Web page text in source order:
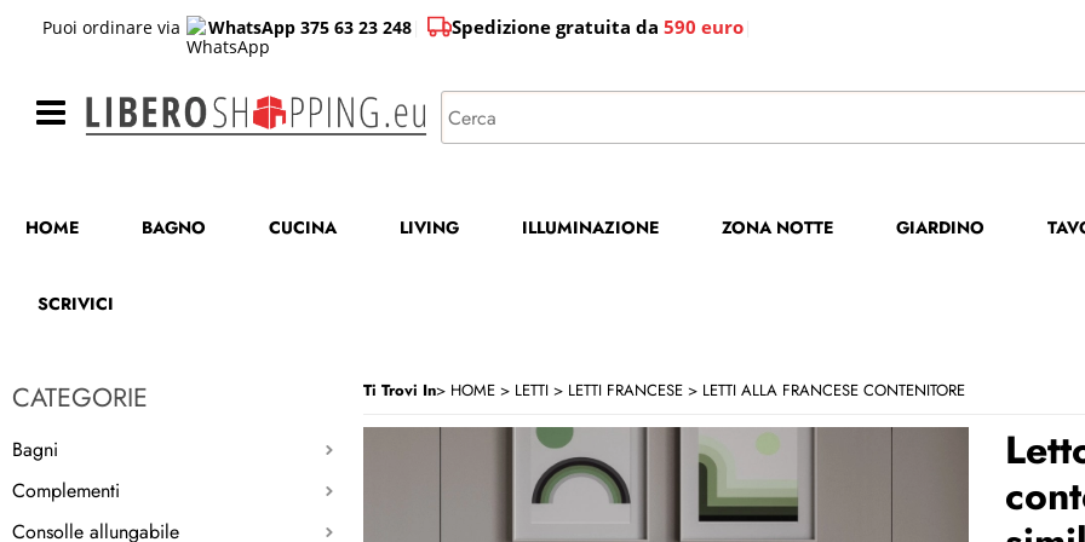
Puoi ordinare via WhatsApp 375 63 23 248 Spedizione gratuita da 590 euro
il
HOME BAGNO CUCINA LIVING ILLUMINAZIONE ZONA NOTTE GIARDINO
SCRIVICI
CATEGORIE
Bagni
Complementi
Consolle allungabile
Ti Trovi In HOME LETTI LETTI FRANCESE LETTI ALLA FRANCESE CONTENITORE